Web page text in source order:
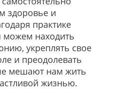
здоровье и
практике
можем находить
укреплять свое
и преодолевать
мешают нам жить
жизнью.